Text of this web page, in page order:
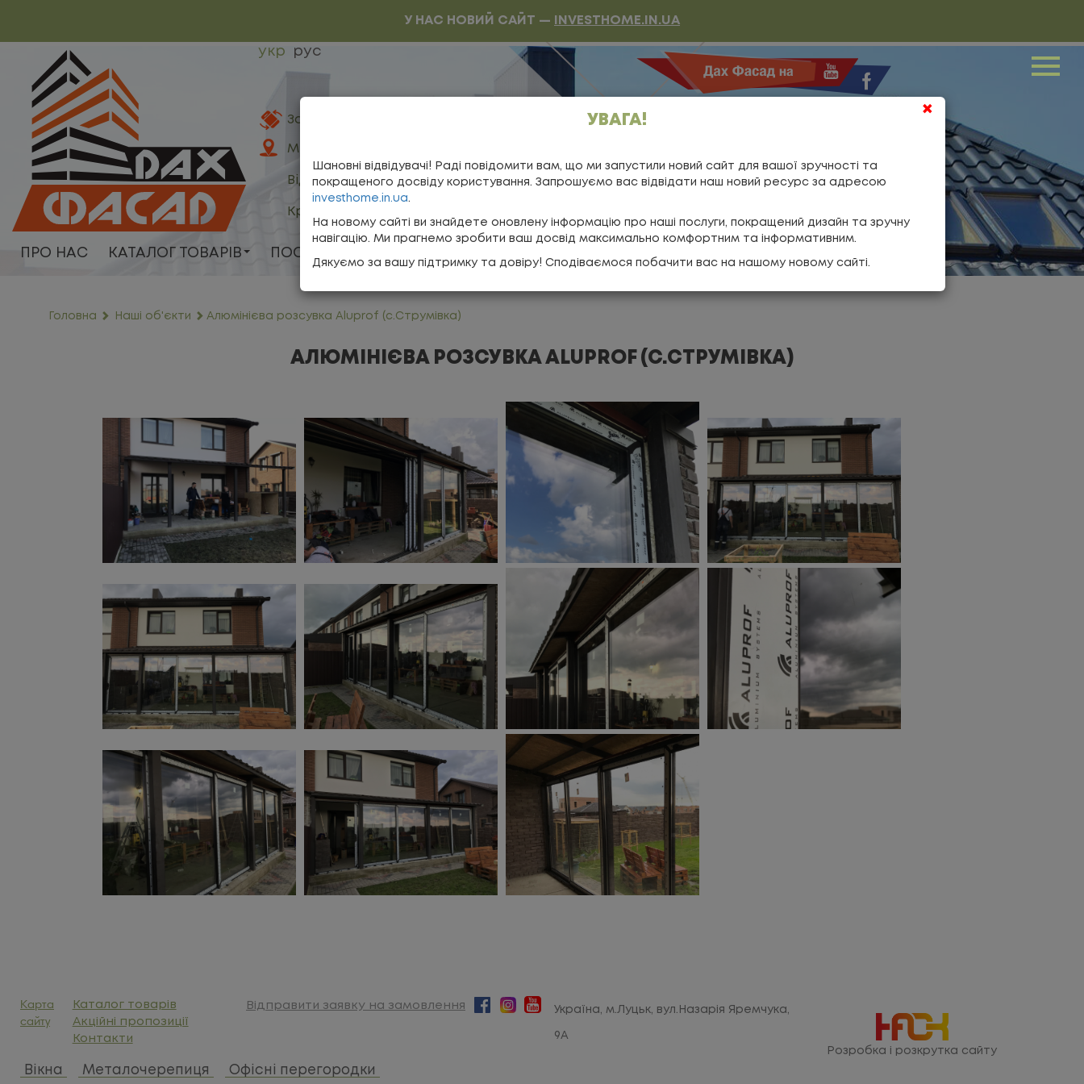
У НАС НОВИЙ САЙТ — INVESTHOME.IN.UA
×
УВАГА!
Шановні відвідувачі! Раді повідомити вам, що ми запустили новий сайт для вашої зручності та
покращеного досвіду користування. Запрошуємо вас відвідати наш новий ресурс за адресою
investhome.in.ua.
На новому сайті ви знайдете оновлену інформацію про наші послуги, покращений дизайн та зручну
навігацію. Ми прагнемо зробити ваш досвід максимально комфортним та інформативним.
Дякуємо за вашу підтримку та довіру! Сподіваємося побачити вас на нашому новому сайті.
укр рус
Замовити зворотній дзвінок
Ми тут
Відгуки про нас
Кредитні програми
ПРО НАС КАТАЛОГ ТОВАРІВ ПОСЛУГИ
Головна Наші об'єкти Алюмінієва розсувка Aluprof (с.Струмівка)
АЛЮМІНІЄВА РОЗСУВКА ALUPROF (С.СТРУМІВКА)
Карта
сайту
Каталог товарів
Акційні пропозиції
Контакти
Відправити заявку на замовлення
Вікна Металочерепиця Офісні перегородки
Україна, м.Луцьк, вул.Назарія Яремчука,
9А
Розробка і розкрутка сайту